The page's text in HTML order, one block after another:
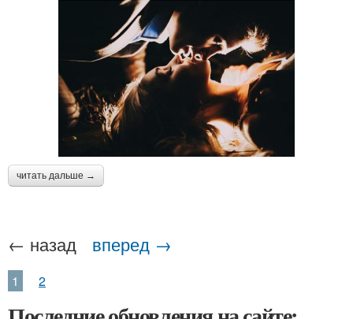
читать дальше →
← назад вперед →
1 2